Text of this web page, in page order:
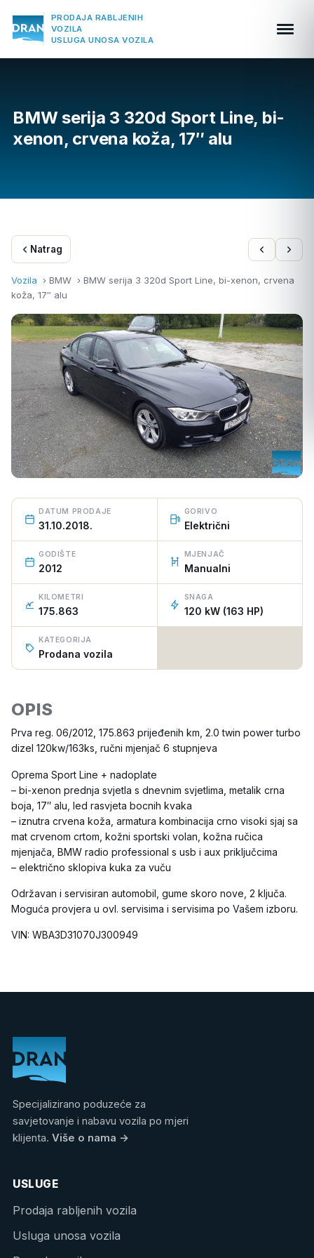
PRODAJA RABLJENIH
VOZILA
USLUGA UNOSA VOZILA
BMW serija 3 320d Sport Line, bi-
xenon, crvena koža, 17″ alu
Natrag
Vozila › BMW › BMW serija 3 320d Sport Line, bi-xenon, crvena
koža, 17″ alu
DATUM PRODAJE
31.10.2018.
GORIVO
Električni
GODIŠTE
2012
MJENJAČ
Manualni
KILOMETRI
175.863
SNAGA
120 kW (163 HP)
KATEGORIJA
Prodana vozila
OPIS
Prva reg. 06/2012, 175.863 prijeđenih km, 2.0 twin power turbo
dizel 120kw/163ks, ručni mjenjač 6 stupnjeva
Oprema Sport Line + nadoplate
– bi-xenon prednja svjetla s dnevnim svjetlima, metalik crna
boja, 17″ alu, led rasvjeta bocnih kvaka
– iznutra crvena koža, armatura kombinacija crno visoki sjaj sa
mat crvenom crtom, kožni sportski volan, kožna ručica
mjenjača, BMW radio professional s usb i aux priključcima
– električno sklopiva kuka za vuču
Održavan i servisiran automobil, gume skoro nove, 2 ključa.
Moguća provjera u ovl. servisima i servisima po Vašem izboru.
VIN: WBA3D31070J300949
Specijalizirano poduzeće za
savjetovanje i nabavu vozila po mjeri
klijenta. Više o nama →
USLUGE
Prodaja rabljenih vozila
Usluga unosa vozila